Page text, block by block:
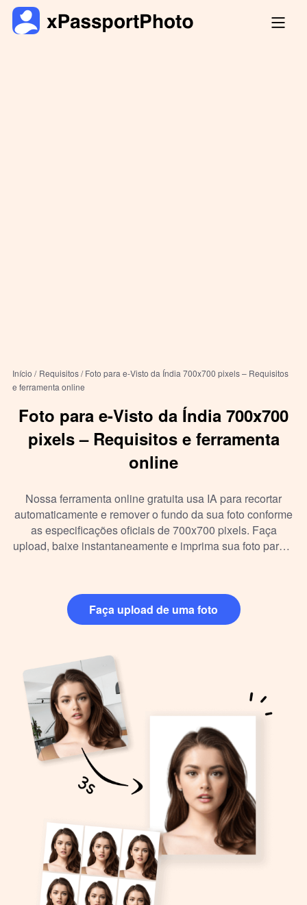
Início / Requisitos /Foto para e-Visto da Índia 700x700 pixels – Requisitos
e ferramenta online
Foto para e-Visto da Índia 700x700
pixels – Requisitos e ferramenta
online
Nossa ferramenta online gratuita usa IA para recortar
automaticamente e remover o fundo da sua foto conforme
as especificações oficiais de 700x700 pixels. Faça
upload, baixe instantaneamente e imprima sua foto para o
Faça upload de uma foto